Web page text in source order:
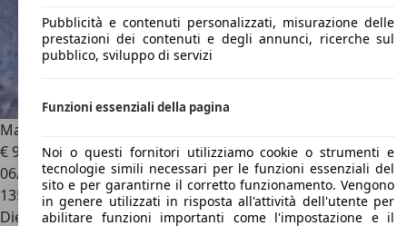
Mazda CX-3
€ 9.700
06/2016
135.000 km
Diesel
Pubblicità e contenuti personalizzati, misurazione delle
prestazioni dei contenuti e degli annunci, ricerche sul
pubblico, sviluppo di servizi
Funzioni essenziali della pagina
Noi o questi fornitori utilizziamo cookie o strumenti e
tecnologie simili necessari per le funzioni essenziali del
sito e per garantirne il corretto funzionamento. Vengono
in genere utilizzati in risposta all'attività dell'utente per
abilitare funzioni importanti come l'impostazione e il